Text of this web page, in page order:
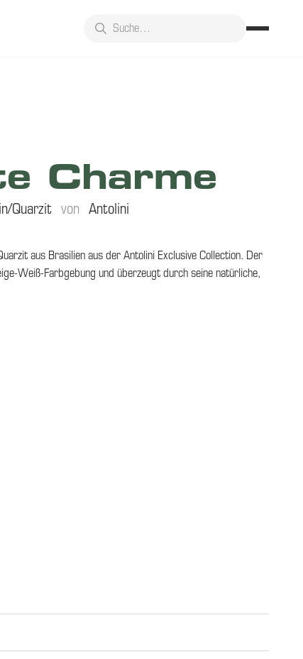
Charme
Quarzit von Antolini
aus Brasilien aus der Antolini Exclusive Collection. Der
Weiß-Farbgebung und überzeugt durch seine natürliche,